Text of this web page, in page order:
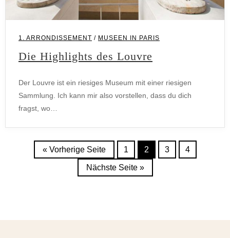
1. ARRONDISSEMENT / MUSEEN IN PARIS
Die Highlights des Louvre
Der Louvre ist ein riesiges Museum mit einer riesigen
Sammlung. Ich kann mir also vorstellen, dass du dich
fragst, wo…
« Vorherige Seite 1 2 3 4
Nächste Seite »